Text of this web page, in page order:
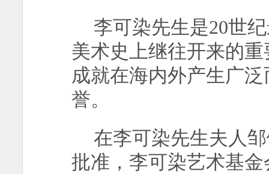
李可染先生是20世
美术史上继往开来的
成就在海内外产生广
誉。
在李可染先生夫人
批准，李可染艺术基金